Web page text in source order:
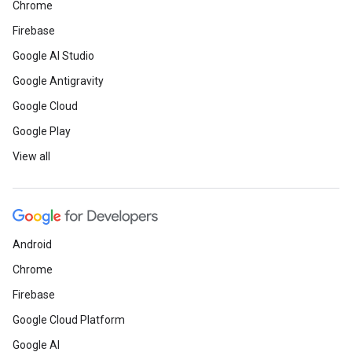
Chrome
Firebase
Google AI Studio
Google Antigravity
Google Cloud
Google Play
View all
Android
Chrome
Firebase
Google Cloud Platform
Google AI